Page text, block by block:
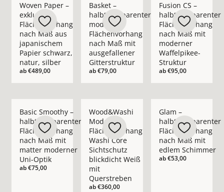
Woven Paper –
exklusiver
Flächenvorhang
nach Maß aus
japanischem
Papier schwarz,
natur, silber
ab€489,00
Basket –
halbtransparenter
moderner
Flächenvorhang
nach Maß mit
ausgefallener
Gitterstruktur
ab€79,00
Fusion CS –
halbtransparenter
Flächenvorhang
nach Maß mit
moderner
Waffelpikee-
Struktur
ab€95,00
Basic Smoothy –
halbtransparenter
Flächenvorhang
nach Maß mit
matter moderner
Uni-Optik
ab€75,00
Wood&Washi
Moderner
Flächenvorhang
Washi Core
Sichtschutz
blickdicht Weiß
mit
Querstreben
ab€360,00
Glam –
halbtransparenter
Flächenvorhang
nach Maß mit
edlem Schimmer
ab€53,00